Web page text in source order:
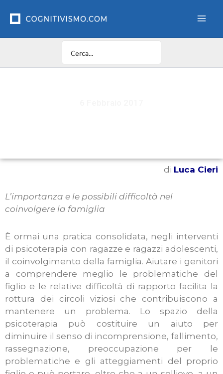
di Luca Cieri
L’importanza e le possibili difficoltà nel
coinvolgere la famiglia
È ormai una pratica consolidata, negli interventi
di psicoterapia con ragazze e ragazzi adolescenti,
il coinvolgimento della famiglia. Aiutare i genitori
a comprendere meglio le problematiche del
figlio e le relative difficoltà di rapporto facilita la
rottura dei circoli viziosi che contribuiscono a
mantenere un problema. Lo spazio della
psicoterapia può costituire un aiuto per
diminuire il senso di incomprensione, fallimento,
rassegnazione, preoccupazione per le
problematiche e gli atteggiamenti del proprio